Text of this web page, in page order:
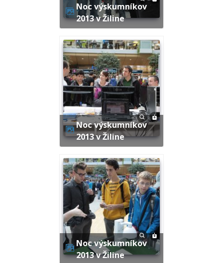
Noc výskumníkov
2013 v Žiline
Noc výskumníkov
2013 v Žiline
Noc výskumníkov
2013 v Žiline